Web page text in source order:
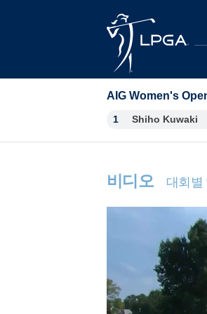
AIG Women's
1 Shiho Kuwaki
비디오 대회별